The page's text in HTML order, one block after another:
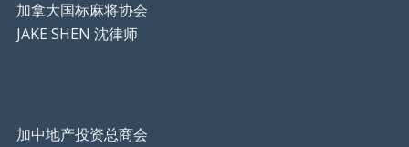
加拿大国标麻将协会
JAKE SHEN 沈律师
加中地产投资总商会